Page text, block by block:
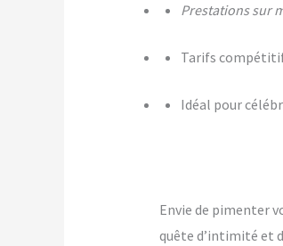
Prestations sur
Tarifs
Idéal pour
Envie de pimenter
quête d’intimité et